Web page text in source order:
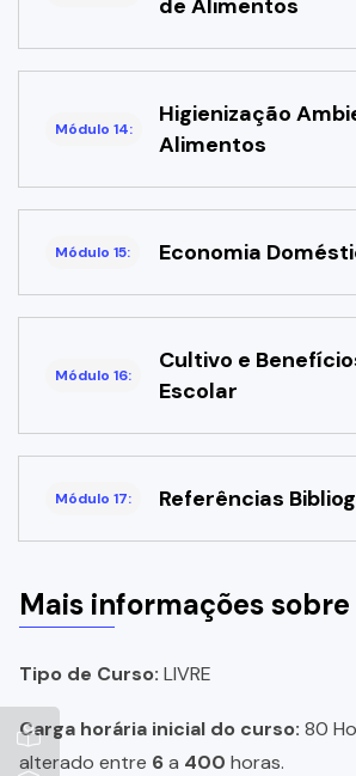
de Alimentos
Módulo 14:
Higienização
Alimentos
Módulo 15: Economia
Módulo 16:
Cultivo e
Escolar
Módulo 17: Referências
Mais informações
Tipo de Curso: LIVRE
Carga horária inicial do curso: 80
alterado entre 6a 400 horas.